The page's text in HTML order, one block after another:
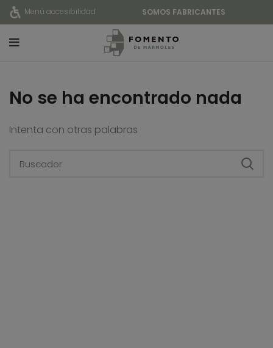
Menú accesibilidad SOMOS FABRICANTES
No se ha encontrado nada
Intenta con otras palabras